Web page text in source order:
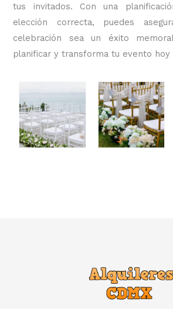
tus invitados. Con una
elección correcta, puedes
celebración sea un éxito
planificar y transforma tu evento hoy